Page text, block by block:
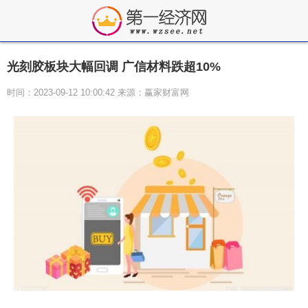
光刻胶板块大幅回调 广信材料跌超10%
时间：2023-09-12 10:00:42 来源：赢家财富网